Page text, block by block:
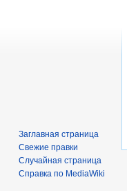
Заглавная страница
Свежие правки
Случайная страница
Справка по MediaWiki